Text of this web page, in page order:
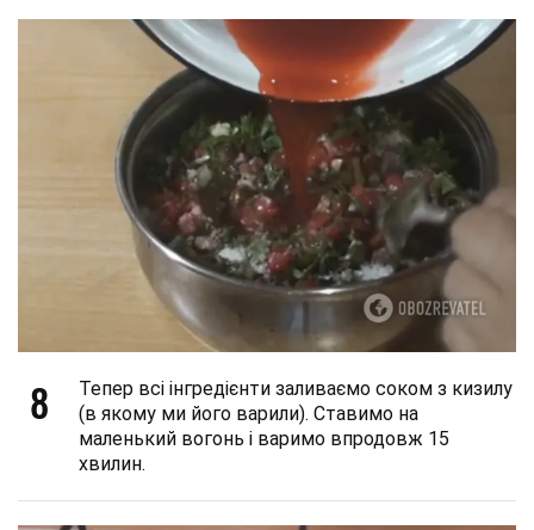
8
Тепер всі інгредієнти заливаємо соком з кизилу
(в якому ми його варили). Ставимо на
маленький вогонь і варимо впродовж 15
хвилин.